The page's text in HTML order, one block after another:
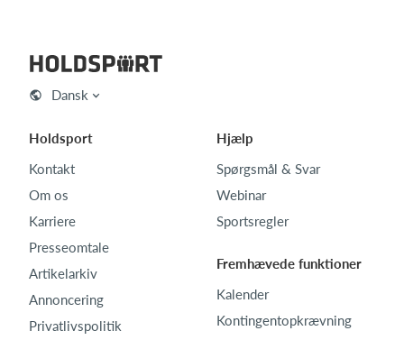
Dansk
Holdsport
Kontakt
Om os
Karriere
Presseomtale
Artikelarkiv
Annoncering
Privatlivspolitik
Hjælp
Spørgsmål & Svar
Webinar
Sportsregler
Fremhævede funktioner
Kalender
Kontingentopkrævning